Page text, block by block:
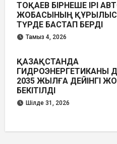
ТОҚАЕВ БІРНЕШЕ ІРІ
ЖОБАСЫНЫҢ
ТҮРДЕ БАСТАП БЕРДІ
Тамыз 4, 2026
ҚАЗАҚСТАНДА
ГИДРОЭНЕРГЕТИКАНЫ
2035 ЖЫЛҒА ДЕЙІНГІ
БЕКІТІЛДІ
Шілде 31, 2026